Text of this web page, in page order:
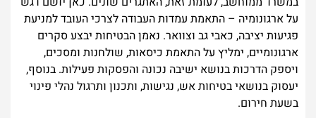
על ארגונומיה – התאמת עמדות העבודה לצרכי העובד למניעת
פגיעות יציבה, כאבי גב וצוואר. נאמן הבטיחות יבצע סקרים
ארגונומיים, ימליץ על התאמת כיסאות, שולחנות ומסכים,
ויספק הדרכות בנושא ישיבה נכונה והפסקות פעילות. בנוסף,
יעסוק בנושאי בטיחות אש, נגישות, ותכנון ותרגול נהלי פינוי
בשעת חירום.